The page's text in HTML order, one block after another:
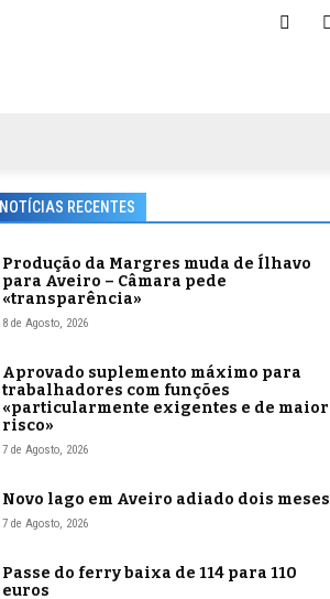
NOTÍCIAS RECENTES
Produção da Margres muda de Ílhavo
para Aveiro – Câmara pede
«transparência»
8 de Agosto, 2026
Aprovado suplemento máximo para
trabalhadores com funções
«particularmente exigentes e de maior
risco»
7 de Agosto, 2026
Novo lago em Aveiro adiado dois meses
7 de Agosto, 2026
Passe do ferry baixa de 114 para 110
euros